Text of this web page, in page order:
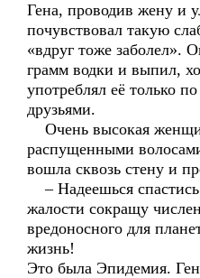
Гена, проводив жену и
почувствовал такую
«вдруг тоже заболел».
грамм водки и выпил,
употреблял её только
друзьями.
Очень высокая
распущенными
вошла сквозь стену и
– Надеешься
жалости сокращу
вредоносного для
жизнь!
Это была Эпидемия.